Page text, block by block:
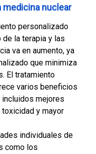
medicina nuclear
personalizado
de la terapia y las
va en aumento, ya
que minimiza
El tratamiento
varios beneficios
mejores
y mayor
individuales de
como los